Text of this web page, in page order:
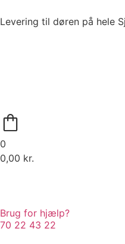
Levering til døren på hele
0
0,00 kr.
Brug for hjælp?
70 22 43 22